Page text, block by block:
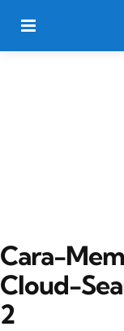
Cara-
Cloud-
2